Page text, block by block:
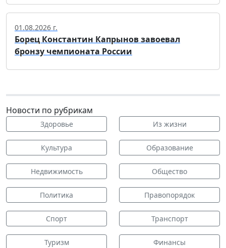
01.08.2026 г.
Борец Константин Капрынов завоевал
бронзу чемпионата России
Новости по рубрикам
Здоровье Из жизни
Культура Образование
Недвижимость Общество
Политика Правопорядок
Спорт Транспорт
Туризм Финансы